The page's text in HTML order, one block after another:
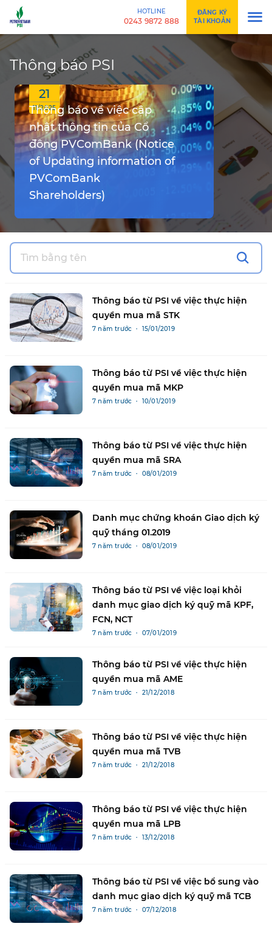
HOTLINE
0243 9872 888
ĐĂNG KÝ
TÀI KHOẢN
Thông báo PSI
21
11/2025
Thông báo về việc cập
nhật thông tin của Cổ
đông PVComBank (Notice
of Updating information of
PVComBank
Shareholders)
Thông báo từ PSI về việc thực hiện
quyền mua mã STK
7 năm trước ・ 15/01/2019
Thông báo từ PSI về việc thực hiện
quyền mua mã MKP
7 năm trước ・ 10/01/2019
Thông báo từ PSI về việc thực hiện
quyền mua mã SRA
7 năm trước ・ 08/01/2019
Danh mục chứng khoán Giao dịch ký
quỹ tháng 01.2019
7 năm trước ・ 08/01/2019
Thông báo từ PSI về việc loại khỏi
danh mục giao dịch ký quỹ mã KPF,
FCN, NCT
7 năm trước ・ 07/01/2019
Thông báo từ PSI về việc thực hiện
quyền mua mã AME
7 năm trước ・ 21/12/2018
Thông báo từ PSI về việc thực hiện
quyền mua mã TVB
7 năm trước ・ 21/12/2018
Thông báo từ PSI về việc thực hiện
quyền mua mã LPB
7 năm trước ・ 13/12/2018
Thông báo từ PSI về việc bổ sung vào
danh mục giao dịch ký quỹ mã TCB
7 năm trước ・ 07/12/2018